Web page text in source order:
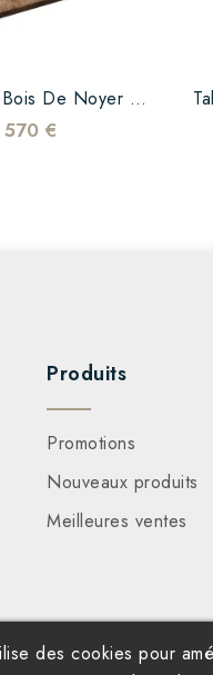
Plateau En Bois De Noyer Et...
570 €
Produits
Promotions
Nouveaux produits
Meilleures ventes
des cookies pour